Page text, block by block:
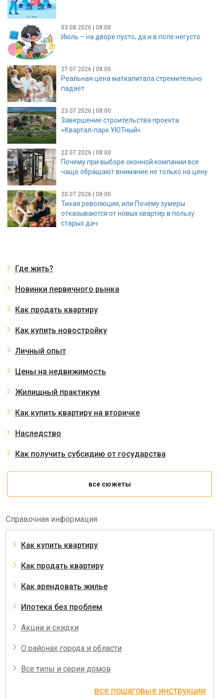
03.08.2026 | 08:00
Июль – на дворе пусто, да и в поле негусто
27.07.2026 | 08:00
Реальная цена маткапитала стремительно
падает
23.07.2026 | 08:00
Завершение строительства проекта
«Квартал-парк УЮТный»
22.07.2026 | 08:00
Почему при выборе оконной компании все
чаще обращают внимание не только на цену
20.07.2026 | 08:00
Тихая революция, или Почему зумеры
отказываются от новых квартир в пользу
старых дач
Где жить?
Новинки первичного рынка
Как продать квартиру
Как купить новостройку
Личный опыт
Цены на недвижимость
Жилищный практикум
Как купить квартиру на вторичке
Наследство
Как получить субсидию от государства
все сюжеты
Справочная информация
Как купить квартиру
Как продать квартиру
Как арендовать жилье
Ипотека без проблем
Акции и скидки
О районах города и области
Все типы и серии домов
все пошаговые инструкции